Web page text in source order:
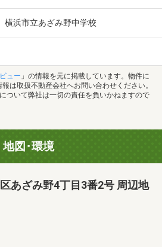
横浜市立あざみ野中学校
ュー 」の情報を元に掲載しています。物件に
は取扱不動産会社へお問い合わせください。
ついて弊社は一切の責任を負いかねますので
地図･環境
あざみ野4丁目3番2号 周辺地